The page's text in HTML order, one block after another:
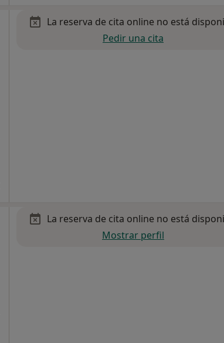
La reserva de cita online no está
Pedir una cita
La reserva de cita online no está
Mostrar perfil